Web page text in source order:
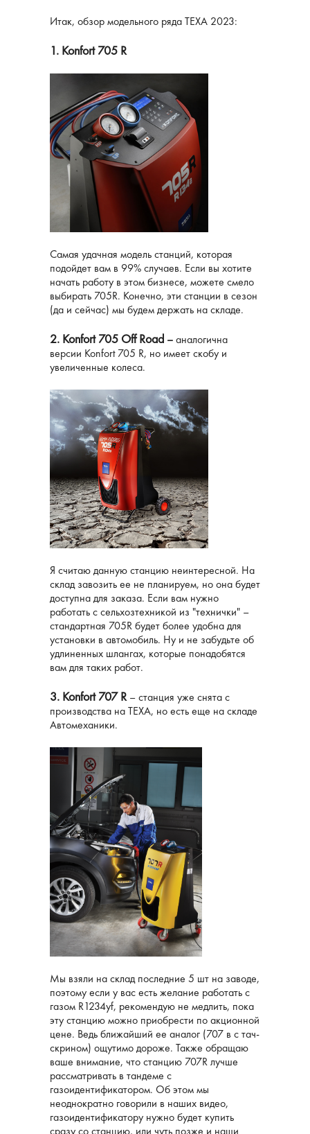
Итак, обзор модельного ряда TEXA 2023:
1. Konfort 705 R
Самая удачная модель станций, которая
подойдет вам в 99% случаев. Если вы хотите
начать работу в этом бизнесе, можете смело
выбирать 705R. Конечно, эти станции в сезон
(да и сейчас) мы будем держать на складе.
2. Konfort 705 Off Road –аналогична
версии Konfort 705 R, но имеет скобу и
увеличенные колеса.
Я считаю данную станцию ​​неинтересной. На
склад завозить ее не планируем, но она будет
доступна для заказа. Если вам нужно
работать с сельхозтехникой из "технички" –
стандартная 705R будет более удобна для
установки в автомобиль. Ну и не забудьте об
удлиненных шлангах, которые понадобятся
вам для таких работ.
3. Konfort 707 R– станция уже снята с
производства на ТЕХА, но есть еще на складе
Автомеханики.
Мы взяли на склад последние 5 шт на заводе,
поэтому если у вас есть желание работать с
газом R1234yf, рекомендую не медлить, пока
эту станцию ​​можно приобрести по акционной
цене. Ведь ближайший ее аналог (707 в с тач-
скрином) ощутимо дороже. Также обращаю
ваше внимание, что станцию ​​707R лучше
рассматривать в тандеме с
газоидентификатором. Об этом мы
неоднократно говорили в наших видео,
газоидентификатору нужно будет купить
сразу со станцию, или чуть позже и наши